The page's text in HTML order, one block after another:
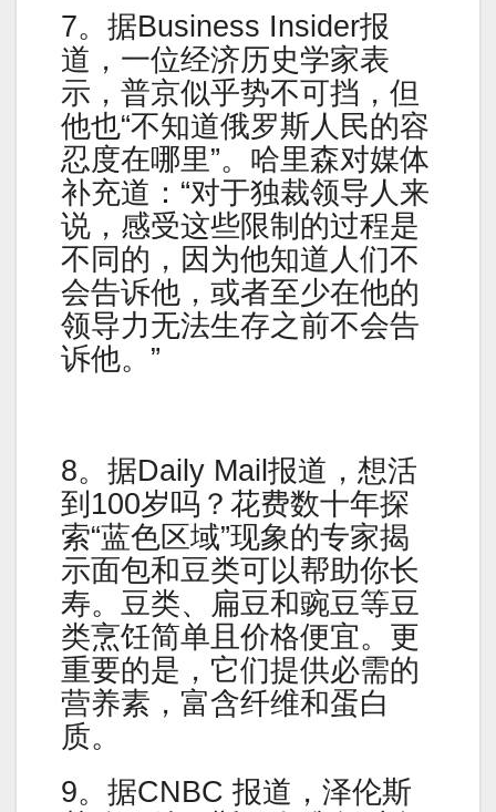
7。据Business Insider报
道，一位经济历史学家表
示，普京似乎势不可挡，但
他也“不知道俄罗斯人民的容
忍度在哪里”。哈里森对媒体
补充道：“对于独裁领导人来
说，感受这些限制的过程是
不同的，因为他知道人们不
会告诉他，或者至少在他的
领导力无法生存之前不会告
诉他。”
8。据Daily Mail报道，想活
到100岁吗？花费数十年探
索“蓝色区域”现象的专家揭
示面包和豆类可以帮助你长
寿。豆类、扁豆和豌豆等豆
类烹饪简单且价格便宜。更
重要的是，它们提供必需的
营养素，富含纤维和蛋白
质。
9。据CNBC 报道，泽伦斯